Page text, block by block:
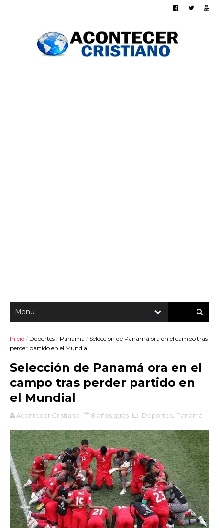
Inicio / Deportes / Panamá / Selección de Panamá ora en el campo tras
perder partido en el Mundial
Selección de Panamá ora en el
campo tras perder partido en
el Mundial
Acontecer Cristiano 8 años atrás Deportes Panamá